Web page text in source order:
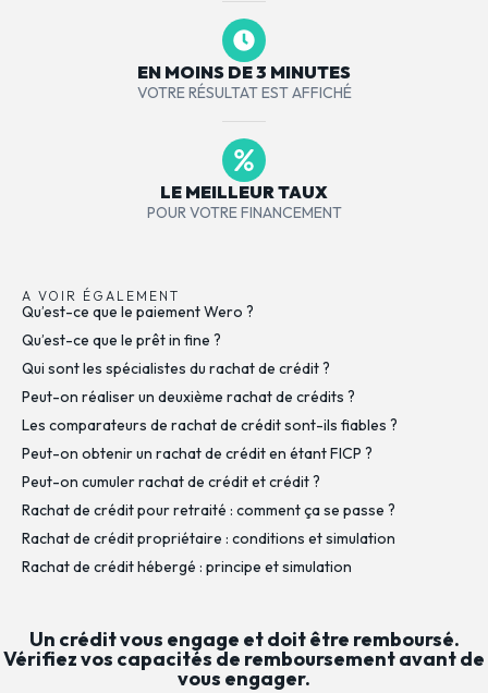
EN MOINS DE 3 MINUTES
VOTRE RÉSULTAT EST AFFICHÉ
LE MEILLEUR TAUX
POUR VOTRE FINANCEMENT
A VOIR ÉGALEMENT
Qu’est-ce que le paiement Wero ?
Qu’est-ce que le prêt in fine ?
Qui sont les spécialistes du rachat de crédit ?
Peut-on réaliser un deuxième rachat de crédits ?
Les comparateurs de rachat de crédit sont-ils fiables ?
Peut-on obtenir un rachat de crédit en étant FICP ?
Peut-on cumuler rachat de crédit et crédit ?
Rachat de crédit pour retraité : comment ça se passe ?
Rachat de crédit propriétaire : conditions et simulation
Rachat de crédit hébergé : principe et simulation
Un crédit vous engage et doit être remboursé.
Vérifiez vos capacités de remboursement avant de
vous engager.